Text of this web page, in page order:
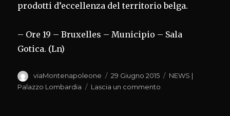
prodotti d’eccellenza del territorio belga.
– Ore 19 – Bruxelles – Municipio – Sala
Gotica. (Ln)
Autore
viaMontenapoleone
Pubblicato
il
29 Giugno 2015 Categorie
NEWS |
Palazzo Lombardia
Lascia un commento